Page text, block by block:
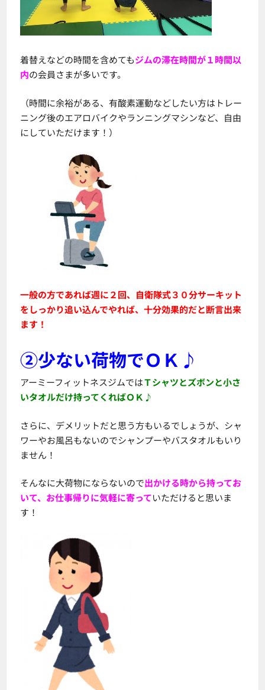
着替えなどの時間を含めてもジムの滞在時間が１時間以
内の会員さまが多いです。
（時間に余裕がある、有酸素運動などしたい方はトレー
ニング後のエアロバイクやランニングマシンなど、自由
にしていただけます！）
一般の方であれば週に２回、自衛隊式３０分サーキット
をしっかり追い込んでやれば、十分効果的だと断言出来
ます！
②少ない荷物でＯＫ♪
アーミーフィットネスジムではＴシャツとズボンと小さ
いタオルだけ持ってくればＯＫ♪
さらに、デメリットだと思う方もいるでしょうが、シャ
ワーやお風呂もないのでシャンプーやバスタオルもいり
ません！
そんなに大荷物にならないので出かける時から持ってお
いて、お仕事帰りに気軽に寄っていただけると思いま
す！